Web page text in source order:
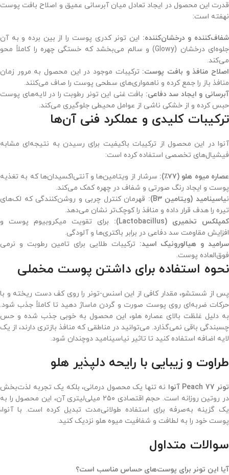
قدرت این محصول در ایجاد تعادل میان آبرسانی عمیق و اصلاح بافت پوست
نهفته است:
شفاف‌کننده و درخشان‌کننده: این تونر کدری پوست را از بین برده و به آن
جلوه‌ای درخشان (Glowy) و سالم می‌بخشد که خستگی چهره را کاملاً محو
می‌کند.
اصلاح منافذ و بافت پوست: ترکیبات موجود در این محصول به مرور زمان
منافذ باز را جمع کرده و ناهمواری‌های سطحی پوست را صاف می‌کنند.
آبرسانی و ایجاد سد دفاعی: بافت غنی این تونر رطوبت را در لایه‌های پوست
حبس کرده و از خشکی ناشی از عوامل محیطی جلوگیری می‌کند.
ترکیبات کلیدی و عملکرد فنی آن‌ها
آنوا در این محصول از ترکیبات باکیفیت برای رسیدن به نتیجه‌ای مشابه
فیشیال‌های تخصصی استفاده کرده است:
عصاره میوه هلو (۷۷٪):
سرشار از ویتامین‌ها و آنتی‌اکسیدان‌ها که به تغذیه
پوست و ایجاد رنگ صورتی و شفاف در چهره کمک می‌کند.
نیاسینامید (ویتامین B3):
قهرمان کنترل چربی و روشن‌کنندگی که لک‌های
تیره را هدف قرار داده و منافذ را کوچک‌تر نشان می‌دهد.
کمپلکس تخمیری (Lactobacillus):
برای تقویت میکروبیوم پوست و
افزایش مقاومت سد دفاعی در برابر باکتری‌ها و آلودگی.
سرامید و هیالورونیک اسید: ترکیبات طلایی برای تامین رطوبت و نرمی
فوق‌العاده پوست.
نحوه استفاده برای داشتن پوست مخملی
پس از شستشو، مقدار کافی از این اسنس-تونر را روی کف دست ریخته و با
حرکات ضربه‌ای روی پوست صورت و گردن ماساژ دهید تا کاملاً جذب شود.
به دلیل غلظت بالای عصاره هلو، این محصول به خوبی جذب شده و حس
چسبندگی باقی نمی‌گذارد. می‌توانید در مناطقی که منافذ بازتری دارند، از یک
لایه اضافه استفاده کنید تا تاثیر نیاسینامید دوچندان شود.
طراوت و زیبایی با رایحه دلپذیر هلو
تونر Peach 77 آنوا
نه تنها یک محصول درمانی، بلکه یک تجربه لذت‌بخش
در روتین روزانه است. حجم اقتصادی ۲۵۰ میلی‌لیتری آن، این محصول را به
یک گزینه به‌صرفه برای استفاده طولانی‌مدت تبدیل کرده است. با آنوا،
پوست خود را به لطافت و شفافیت میوه هلو نزدیک کنید.
سوالات متداول
آیا این تونر برای پوست‌های حساس مناسب است؟